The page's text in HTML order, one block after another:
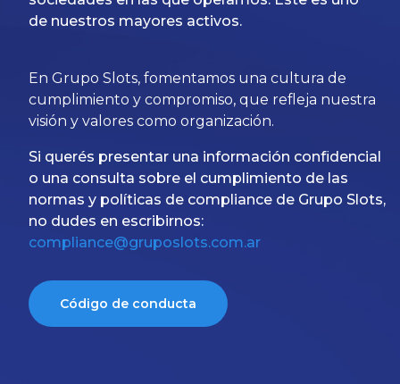
de nuestros mayores activos.
En Grupo Slots, fomentamos una cultura de
cumplimiento y compromiso, que refleja nuestra
visión y valores como organización.
Si querés presentar una información confidencial
o una consulta sobre el cumplimiento de las
normas y políticas de compliance de Grupo Slots,
no dudes en escribirnos:
compliance@gruposlots.com.ar
Código de conducta